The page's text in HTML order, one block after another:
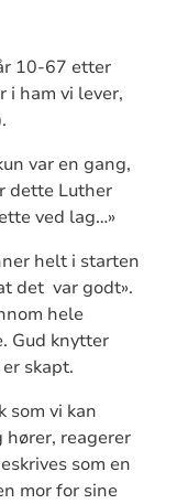
10-67 etter
i ham vi lever,
var en gang,
dette Luther
ved lag…»
helt i starten
det var godt».
hele
Gud knytter
skapt.
som vi kan
hører, reagerer
som en
mor for sine